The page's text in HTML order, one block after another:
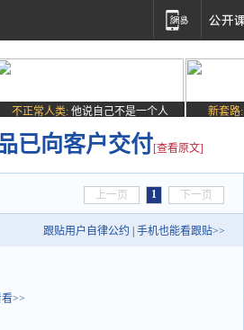
不正常人类: 他说自己不是一个人 新套路:
已向客户交付[查看原文]
上一页 1 下一页
跟贴用户自律公约 手机也能看跟贴>>
>>